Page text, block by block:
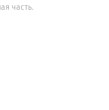
часть.